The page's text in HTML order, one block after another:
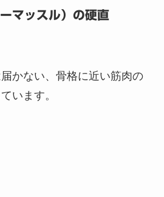
マッスル）の硬直
かない、骨格に近い筋肉の
います。